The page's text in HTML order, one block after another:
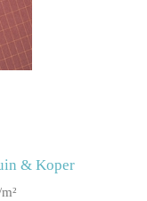
& Koper